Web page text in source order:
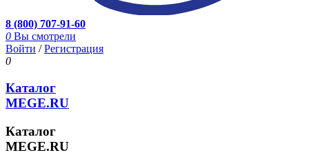
8 (800) 707-91-60
0 Вы смотрели
Войти /Регистрация
0
Каталог
MEGE.RU
Каталог
MEGE.RU